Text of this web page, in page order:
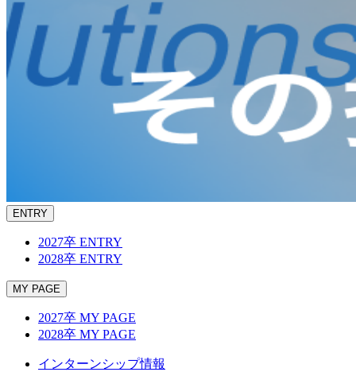
ENTRY
2027卒 ENTRY
2028卒 ENTRY
MY PAGE
2027卒 MY PAGE
2028卒 MY PAGE
インターンシップ情報